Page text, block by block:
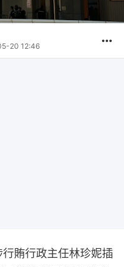
20 12:46
賄行政主任林珍妮插